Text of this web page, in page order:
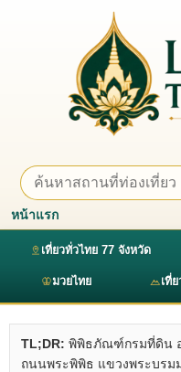
หน้าแรก
เที่ยวทั่วไทย 77 จังหวัด
มวยไทย เที่
TL;DR: พิพิธภัณฑ์กรมที่ดิน
ถนนพระพิพิธ แขวงพระบรม